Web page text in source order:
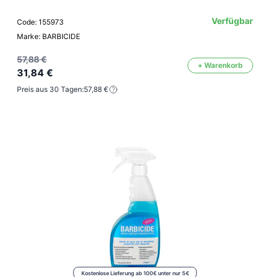
Code: 155973
Marke: BARBICIDE
Verfügbar
57,88 €
31,84 €
+ Warenkorb
Preis aus 30 Tagen:57,88 €
Kostenlose Lieferung ab 100€ unter nur 5€